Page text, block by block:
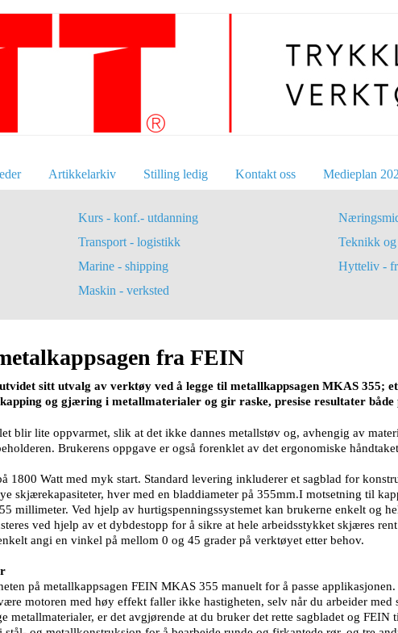
Artikkelarkiv Stilling ledig Kontakt oss Medieplan
Kurs - konf.- utdanning
Transport - logistikk
Marine - shipping
Maskin - verksted
Teknikk og
Hytteliv -
fra FEIN
sitt utvalg av verktøy ved å legge til metallkappsagen MKAS 355;
og gjæring i metallmaterialer og gir raske, presise resultater både
blir lite oppvarmet, slik at det ikke dannes metallstøv og, avhengig av
Brukerens oppgave er også forenklet av det ergonomiske
1800 Watt med myk start. Standard levering inkluderer et sagblad for
skjærekapasiteter, hver med en bladdiameter på 355mm.I motsetning til
millimeter. Ved hjelp av hurtigspenningssystemet kan brukerne enkelt og
ved hjelp av et dybdestopp for å sikre at hele arbeidsstykket skjæres
angi en vinkel på mellom 0 og 45 grader på verktøyet etter behov.
på metallkappsagen FEIN MKAS 355 manuelt for å passe applikasjonen.
motoren med høy effekt faller ikke hastigheten, selv når du arbeider
metallmaterialer, er det avgjørende at du bruker det rette sagbladet og